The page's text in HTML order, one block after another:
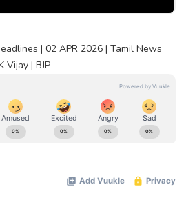
| 02 APR 2026 | Tamil News
Vijay | BJP